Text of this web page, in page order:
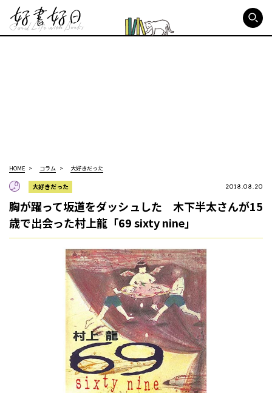
HOME コラム 大好きだった
大好きだった 2018.08.20
胸が躍って坂道をダッシュした 木下半太さんが15
歳で出会った村上龍「69 sixty nine」